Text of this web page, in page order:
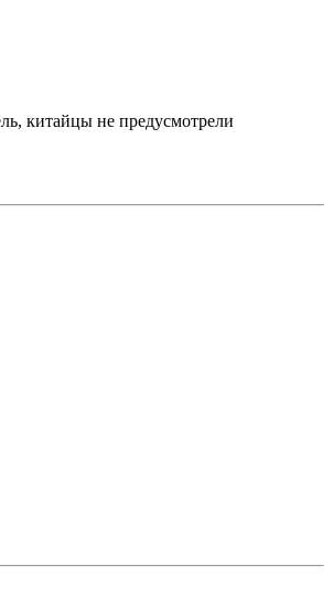
китайцы не предусмотрели